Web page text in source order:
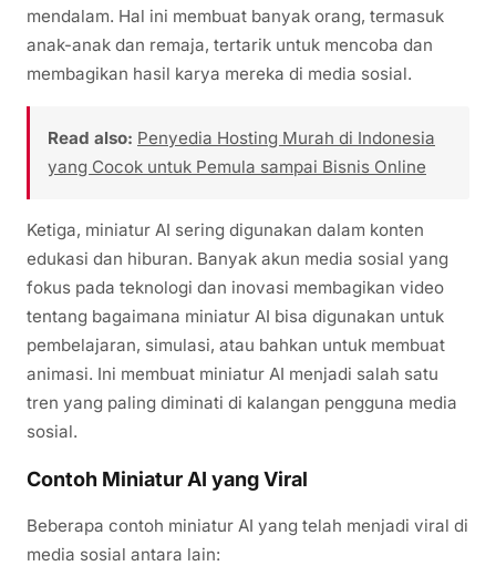
mendalam. Hal ini membuat banyak orang, termasuk
anak-anak dan remaja, tertarik untuk mencoba dan
membagikan hasil karya mereka di media sosial.
Read also: Penyedia Hosting Murah di Indonesia
yang Cocok untuk Pemula sampai Bisnis Online
Ketiga, miniatur AI sering digunakan dalam konten
edukasi dan hiburan. Banyak akun media sosial yang
fokus pada teknologi dan inovasi membagikan video
tentang bagaimana miniatur AI bisa digunakan untuk
pembelajaran, simulasi, atau bahkan untuk membuat
animasi. Ini membuat miniatur AI menjadi salah satu
tren yang paling diminati di kalangan pengguna media
sosial.
Contoh Miniatur AI yang Viral
Beberapa contoh miniatur AI yang telah menjadi viral di
media sosial antara lain: